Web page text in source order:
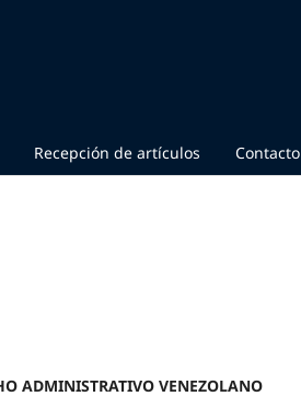
Recepción de artículos Contacto
ADMINISTRATIVO VENEZOLANO